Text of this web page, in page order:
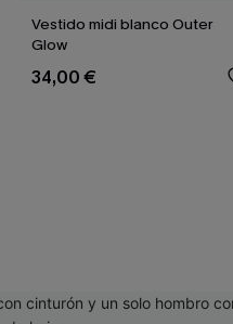
Vestido midi blanco Outer
Glow
34,00 €